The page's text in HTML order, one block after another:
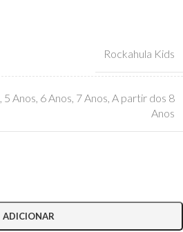
Rockahula Kids
, 5 Anos, 6 Anos, 7 Anos, A partir dos 8
Anos
ADICIONAR